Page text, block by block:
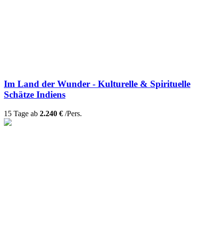
Im Land der Wunder - Kulturelle & Spirituelle
Schätze Indiens
15 Tage ab 2.240 € /Pers.